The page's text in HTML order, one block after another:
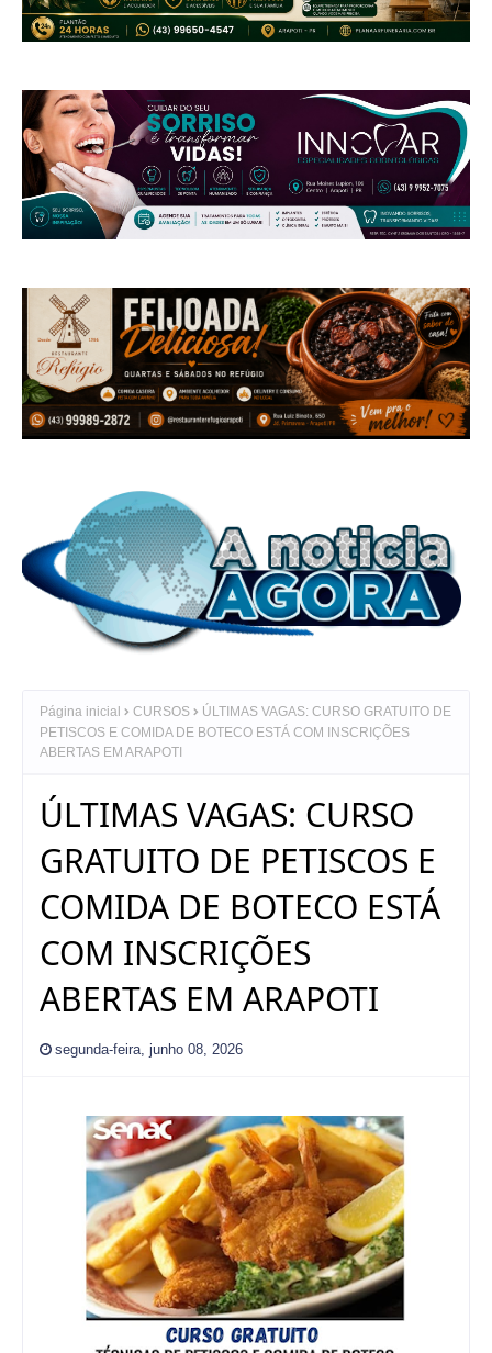
Página inicial CURSOS
ÚLTIMAS VAGAS: CURSO GRATUITO DE
PETISCOS E COMIDA DE BOTECO ESTÁ COM INSCRIÇÕES
ABERTAS EM ARAPOTI
ÚLTIMAS VAGAS: CURSO
GRATUITO DE PETISCOS E
COMIDA DE BOTECO ESTÁ
COM INSCRIÇÕES
ABERTAS EM ARAPOTI
segunda-feira, junho 08, 2026